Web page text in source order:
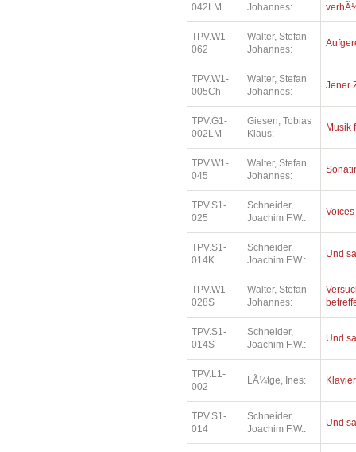
042LM
Johannes:
TPV.W1-
062
Walter, Stefan
Johannes:
TPV.W1-
005Ch
Walter, Stefan
Johannes:
Jener
TPV.G1-
002LM
Giesen, Tobias
Klaus:
Musik
TPV.W1-
045
Walter, Stefan
Johannes:
TPV.S1-
025
Schneider,
Joachim F.W.:
TPV.S1-
014K
Schneider,
Joachim F.W.:
Und
TPV.W1-
028S
Walter, Stefan
Johannes:
TPV.S1-
014S
Schneider,
Joachim F.W.:
Und
TPV.L1-
002
LÃ¼tge, Ines:
TPV.S1-
014
Schneider,
Joachim F.W.:
Und